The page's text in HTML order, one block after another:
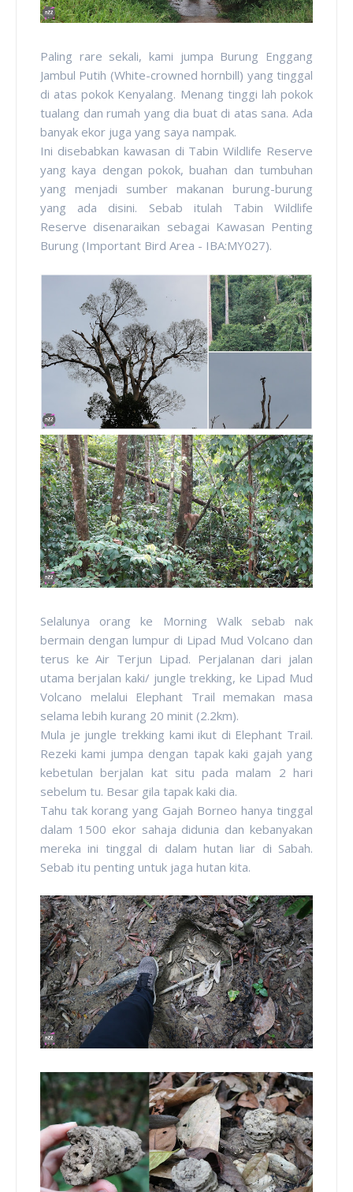
Paling rare sekali, kami jumpa Burung Enggang
Jambul Putih (White-crowned hornbill) yang tinggal
di atas pokok Kenyalang. Menang tinggi lah pokok
tualang dan rumah yang dia buat di atas sana. Ada
banyak ekor juga yang saya nampak.
Ini disebabkan kawasan di Tabin Wildlife Reserve
yang kaya dengan pokok, buahan dan tumbuhan
yang menjadi sumber makanan burung-burung
yang ada disini. Sebab itulah Tabin Wildlife
Reserve disenaraikan sebagai Kawasan Penting
Burung (Important Bird Area - IBA:MY027).
Selalunya orang ke Morning Walk sebab nak
bermain dengan lumpur di Lipad Mud Volcano dan
terus ke Air Terjun Lipad. Perjalanan dari jalan
utama berjalan kaki/ jungle trekking, ke Lipad Mud
Volcano melalui Elephant Trail memakan masa
selama lebih kurang 20 minit (2.2km).
Mula je jungle trekking kami ikut di Elephant Trail.
Rezeki kami jumpa dengan tapak kaki gajah yang
kebetulan berjalan kat situ pada malam 2 hari
sebelum tu. Besar gila tapak kaki dia.
Tahu tak korang yang Gajah Borneo hanya tinggal
dalam 1500 ekor sahaja didunia dan kebanyakan
mereka ini tinggal di dalam hutan liar di Sabah.
Sebab itu penting untuk jaga hutan kita.